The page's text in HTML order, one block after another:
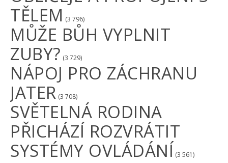
TĚLEM (3 796)
MŮŽE BŮH VYPLNIT
ZUBY? (3 729)
NÁPOJ PRO ZÁCHRANU
JATER (3 708)
SVĚTELNÁ RODINA
PŘICHÁZÍ ROZVRÁTIT
SYSTÉMY OVLÁDÁNÍ (3 561)